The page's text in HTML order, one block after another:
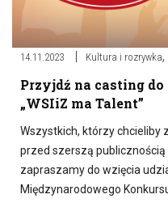
14.11.2023 Kultura i rozrywka,
Przyjdź na casting
„WSIiZ ma Talent”
Wszystkich, którzy
przed szerszą
zapraszamy do wzięcia
Międzynarodowego Konkursu